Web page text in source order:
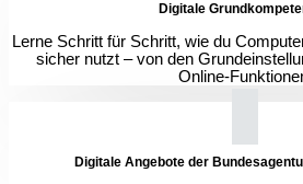
Digitale
Lerne Schritt für Schritt, wie du
sicher nutzt – von den
Online-
Digitale Angebote der